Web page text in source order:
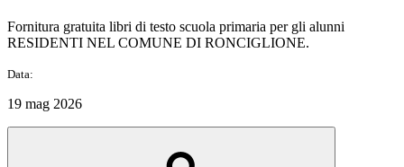
Fornitura gratuita libri di testo scuola primaria per gli alunni
RESIDENTI NEL COMUNE DI RONCIGLIONE.
Data:
19 mag 2026